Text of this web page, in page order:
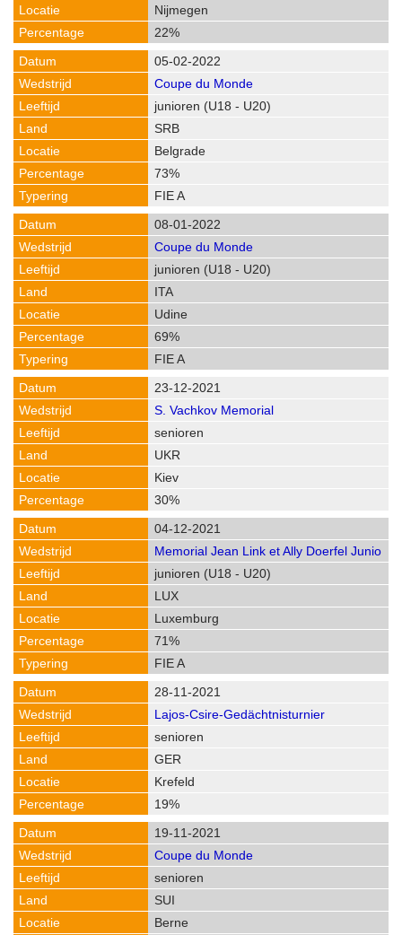
Nijmegen
22%
05-02-2022
Coupe du Monde
junioren (U18 - U20)
SRB
Belgrade
73%
FIE A
08-01-2022
Coupe du Monde
junioren (U18 - U20)
ITA
Udine
69%
FIE A
23-12-2021
S. Vachkov Memorial
senioren
UKR
Kiev
30%
04-12-2021
Memorial Jean Link et Ally Doerfel Junio
junioren (U18 - U20)
LUX
Luxemburg
71%
FIE A
28-11-2021
Lajos-Csire-Gedächtnisturnier
senioren
GER
Krefeld
19%
19-11-2021
Coupe du Monde
senioren
SUI
Berne